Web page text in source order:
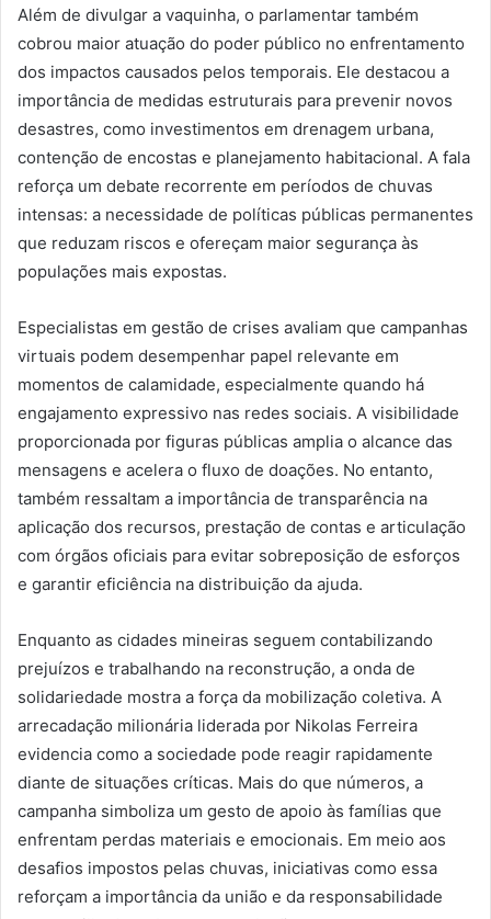
Além de divulgar a vaquinha, o parlamentar também
cobrou maior atuação do poder público no enfrentamento
dos impactos causados pelos temporais. Ele destacou a
importância de medidas estruturais para prevenir novos
desastres, como investimentos em drenagem urbana,
contenção de encostas e planejamento habitacional. A fala
reforça um debate recorrente em períodos de chuvas
intensas: a necessidade de políticas públicas permanentes
que reduzam riscos e ofereçam maior segurança às
populações mais expostas.
Especialistas em gestão de crises avaliam que campanhas
virtuais podem desempenhar papel relevante em
momentos de calamidade, especialmente quando há
engajamento expressivo nas redes sociais. A visibilidade
proporcionada por figuras públicas amplia o alcance das
mensagens e acelera o fluxo de doações. No entanto,
também ressaltam a importância de transparência na
aplicação dos recursos, prestação de contas e articulação
com órgãos oficiais para evitar sobreposição de esforços
e garantir eficiência na distribuição da ajuda.
Enquanto as cidades mineiras seguem contabilizando
prejuízos e trabalhando na reconstrução, a onda de
solidariedade mostra a força da mobilização coletiva. A
arrecadação milionária liderada por Nikolas Ferreira
evidencia como a sociedade pode reagir rapidamente
diante de situações críticas. Mais do que números, a
campanha simboliza um gesto de apoio às famílias que
enfrentam perdas materiais e emocionais. Em meio aos
desafios impostos pelas chuvas, iniciativas como essa
reforçam a importância da união e da responsabilidade